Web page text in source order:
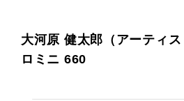
大河原 健太郎（アーティ
ロミニ 660